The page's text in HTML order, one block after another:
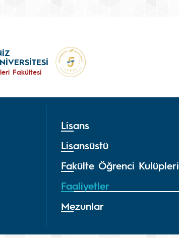
Fakültesi
Lisans
Lisansüstü
Fakülte Öğrenci Kulüpleri
Faaliyetler
Mezunlar